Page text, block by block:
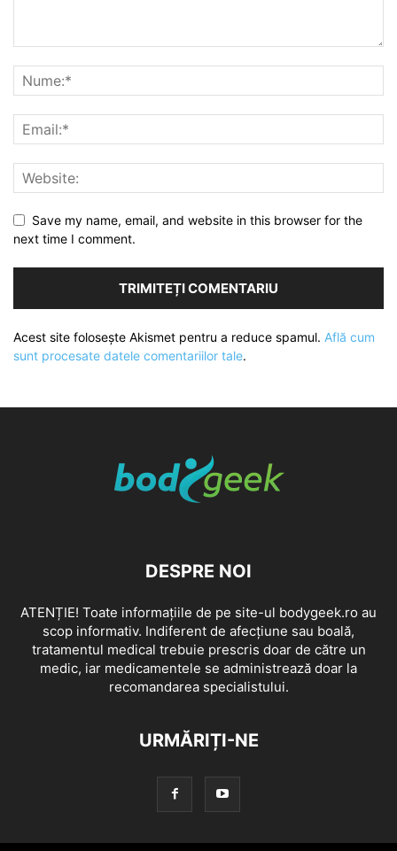
Save my name, email, and website in this browser for the
next time I comment.
Acest site folosește Akismet pentru a reduce spamul. Află cum
sunt procesate datele comentariilor tale.
DESPRE NOI
ATENȚIE! Toate informațiile de pe site-ul bodygeek.ro au
scop informativ. Indiferent de afecțiune sau boală,
tratamentul medical trebuie prescris doar de către un
medic, iar medicamentele se administrează doar la
recomandarea specialistului.
URMĂRIȚI-NE